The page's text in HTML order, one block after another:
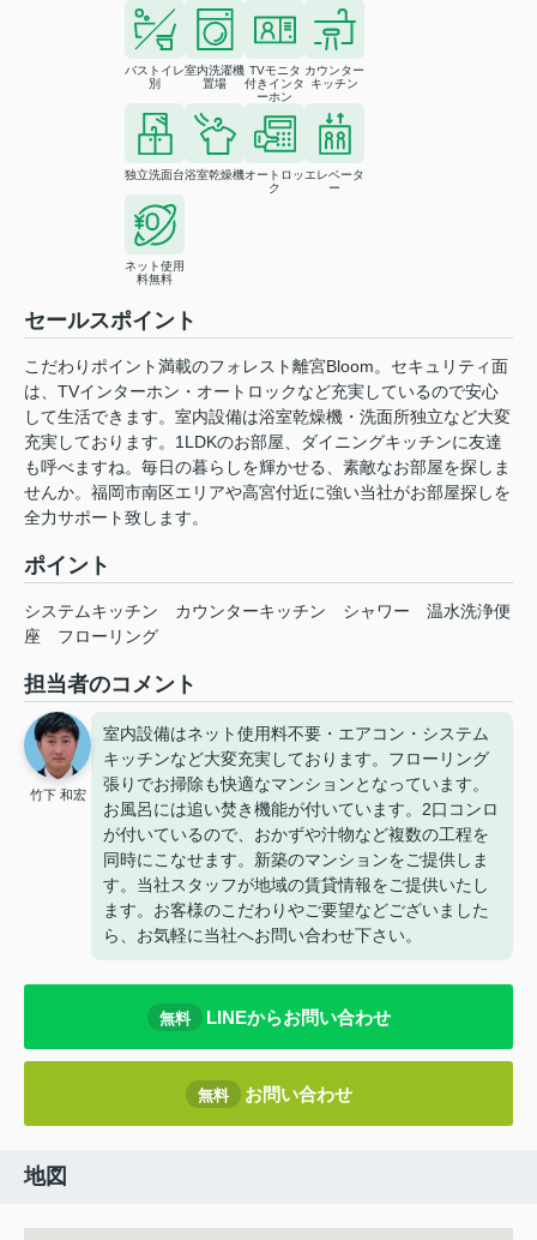
バストイレ
別
室内洗濯機
置場
TVモニタ
付きインタ
ーホン
カウンター
キッチン
独立洗面台浴室乾燥機オートロッ
ク
エレベータ
ー
ネット使用
料無料
セールスポイント
こだわりポイント満載のフォレスト離宮Bloom。セキュリティ面
は、TVインターホン・オートロックなど充実しているので安心
して生活できます。室内設備は浴室乾燥機・洗面所独立など大変
充実しております。1LDKのお部屋、ダイニングキッチンに友達
も呼べますね。毎日の暮らしを輝かせる、素敵なお部屋を探しま
せんか。福岡市南区エリアや高宮付近に強い当社がお部屋探しを
全力サポート致します。
ポイント
システムキッチン カウンターキッチン シャワー
温水洗浄便
座
フローリング
担当者のコメント
竹下 和宏
室内設備はネット使用料不要・エアコン・システム
キッチンなど大変充実しております。フローリング
張りでお掃除も快適なマンションとなっています。
お風呂には追い焚き機能が付いています。2口コンロ
が付いているので、おかずや汁物など複数の工程を
同時にこなせます。新築のマンションをご提供しま
す。当社スタッフが地域の賃貸情報をご提供いたし
ます。お客様のこだわりやご要望などございました
ら、お気軽に当社へお問い合わせ下さい。
無料 LINEからお問い合わせ
無料 お問い合わせ
地図